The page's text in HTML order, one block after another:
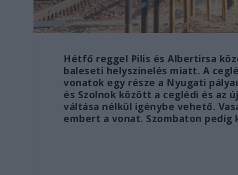
Hétfő reggel Pilis és Albertirsa
baleseti helyszínelés miatt. A
vonatok egy része a Nyugati
és Szolnok között a ceglédi és az
váltása nélkül igénybe vehető.
embert a vonat. Szombaton